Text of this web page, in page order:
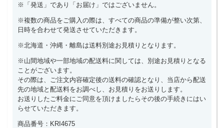
※「発送」であり「お届け」ではございません。
※複数の商品をご購入の際は、すべての商品の準備が整い次第、
日時を合わせて発送させていただきます。
※北海道・沖縄・離島は送料別途お見積りとなります。
※山間地域や一部地域の配送料に関しては、別途お見積りとなる
ことがございます。
その際は、ご注文内容確定後の送料の確認となり、当店から配送
先の地域と配送料をお調べし、お見積りをお送りします。
お送りしたご料金にご同意を頂けましたらその後の手続きにはい
らせていただきます。
商品番号：KRI4675